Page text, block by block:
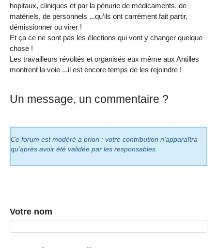
hopitaux, cliniques et par la pénurie de médicaments, de
matériels, de personnels ...qu’ils ont carrément fait partir,
démissionner ou virer !
Et ça ce ne sont pas les élections qui vont y changer quelque
chose !
Les travailleurs révoltés et organisés eux même aux Antilles
montrent la voie ...il est encore temps de les rejoindre !
Un message, un commentaire ?
Ce forum est modéré a priori : votre contribution n’apparaîtra
qu’après avoir été validée par les responsables.
Votre nom